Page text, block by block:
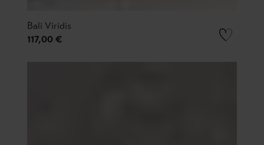
Bali Viridis
117,00 €